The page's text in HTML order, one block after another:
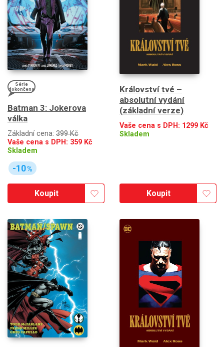
Série
dokončena
Batman 3: Jokerova
válka
Základní cena: 399 Kč
Vaše cena s DPH: 359 Kč
Skladem
-10%
Koupit
Království tvé –
absolutní vydání
(základní verze)
Vaše cena s DPH: 1299 Kč
Skladem
Koupit